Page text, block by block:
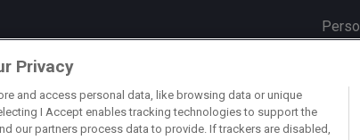
Privacy
and access personal data, like browsing data or unique
I Accept enables tracking technologies to support the
our partners process data to provide. If trackers are disabled,